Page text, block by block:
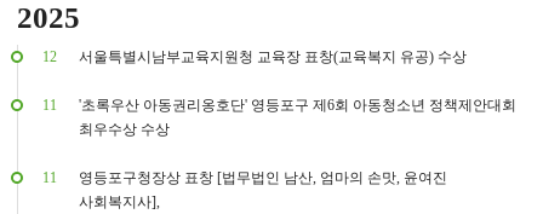
2025
12 서울특별시남부교육지원청 교육장 표창(교육복지 유공) 수상
11
'초록우산 아동권리옹호단' 영등포구 제6회 아동청소년 정책제안대회
최우수상 수상
11
영등포구청장상 표창 [법무법인 남산, 엄마의 손맛, 윤여진
사회복지사],